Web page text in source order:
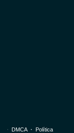
・ DMCA・ Política